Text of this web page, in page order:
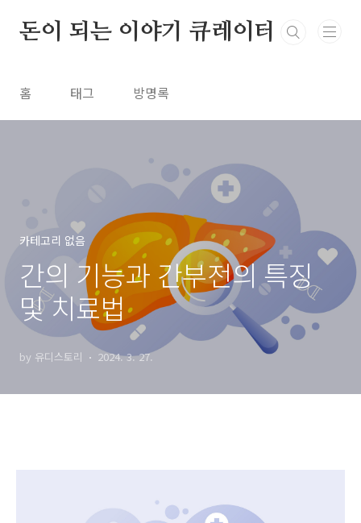
돈이 되는 이야기 큐레이터
홈 태그 방명록
카테고리 없음
간의 기능과 간부전의 특징
및 치료법
by 유디스토리 2024. 3. 27.